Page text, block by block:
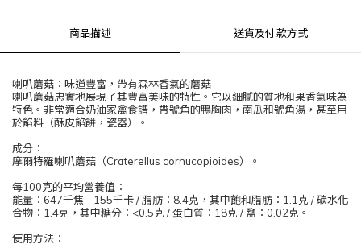
商品描述 送貨及付款方式
喇叭蘑菇：味道豐富，帶有森林香氣的蘑菇
喇叭蘑菇忠實地展現了其豐富美味的特性。它以細膩的質地和果香氣味為
特色。非常適合奶油家禽食譜，帶號角的鴨胸肉，南瓜和號角湯，甚至用
於餡料（酥皮餡餅，瓷器）。
成分：
摩爾特羅喇叭蘑菇（Craterellus cornucopioides）。
每100克的平均營養值：
能量：647千焦 - 155千卡 / 脂肪：8.4克，其中飽和脂肪：1.1克 / 碳水化
合物：1.4克，其中糖分：<0.5克 / 蛋白質：18克 / 鹽：0.02克。
使用方法：